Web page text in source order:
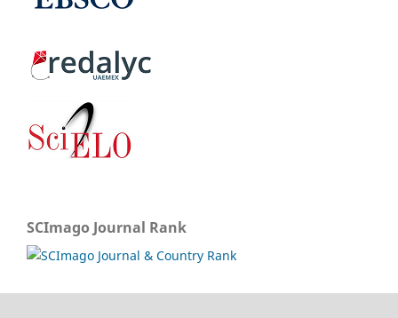
SCImago Journal Rank